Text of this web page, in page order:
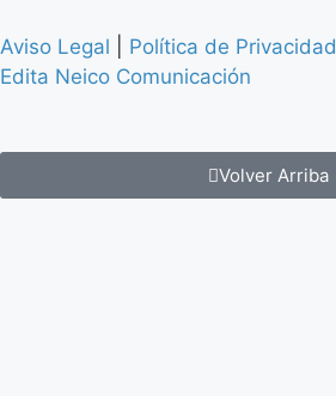
Aviso Legal Política de Privacidad
Edita Neico Comunicación
Volver Arriba